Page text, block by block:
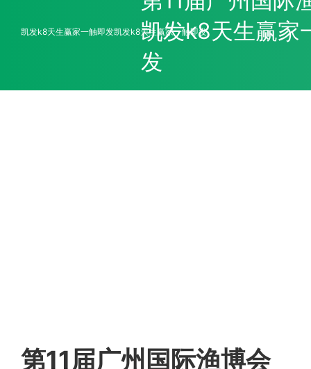
凯发k8天生赢家一触即发凯发k8天生赢家一触即发
凯发k8天生赢家
发
第11届广州国际渔博会